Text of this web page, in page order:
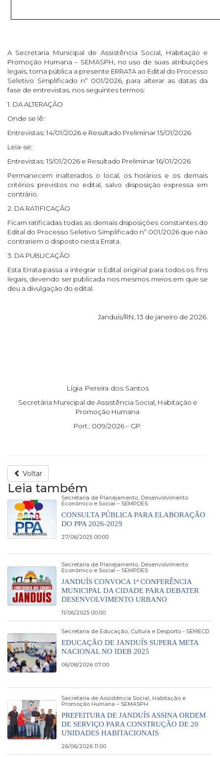
A Secretaria Municipal de Assistência Social, Habitação e
Promoção Humana – SEMASPH, no uso de suas atribuições
legais, torna pública a presente ERRATA ao Edital do Processo
Seletivo Simplificado nº 001/2026, para alterar as datas da
fase de entrevistas, nos seguintes termos:
1. DA ALTERAÇÃO
Onde se lê:
Entrevistas: 14/01/2026 e Resultado Preliminar 15/01/2026
Leia-se:
Entrevistas: 15/01/2026 e Resultado Preliminar 16/01/2026
Permanecem inalterados o local, os horários e os demais
critérios previstos no edital, salvo disposição expressa em
contrário.
2. DA RATIFICAÇÃO
Ficam ratificadas todas as demais disposições constantes do
Edital do Processo Seletivo Simplificado nº 001/2026 que não
contrariem o disposto nesta Errata.
3. DA PUBLICAÇÃO
Esta Errata passa a integrar o Edital original para todos os fins
legais, devendo ser publicada nos mesmos meios em que se
deu a divulgação do edital.
Janduís/RN, 13 de janeiro de 2026.
Lígia Pereira dos Santos
Secretária Municipal de Assistência Social, Habitação e
Promoção Humana
Port.: 009/2026 – GP.
Voltar
Leia também
Secretaria de Planejamento, Desenvolvimento
Econômico e Social – SEMPDES
CONSULTA PÚBLICA PARA ELABORAÇÃO
DO PPA 2026-2029
27/06/2025 00:00
Secretaria de Planejamento, Desenvolvimento
Econômico e Social – SEMPDES
JANDUÍS CONVOCA 1ª CONFERÊNCIA
MUNICIPAL DA CIDADE PARA DEBATER
DESENVOLVIMENTO URBANO
11/06/2025 00:00
Secretaria de Educação, Cultura e Desporto - SEMECD
EDUCAÇÃO DE JANDUÍS SUPERA META
NACIONAL NO IDEB 2025
06/08/2026 07:00
Secretaria de Assistência Social, Habitação e
Promoção Humana – SEMASPH
PREFEITURA DE JANDUÍS ASSINA ORDEM
DE SERVIÇO PARA CONSTRUÇÃO DE 20
UNIDADES HABITACIONAIS
26/06/2026 11:00